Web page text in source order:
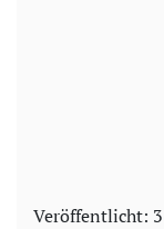
Veröffentlicht: